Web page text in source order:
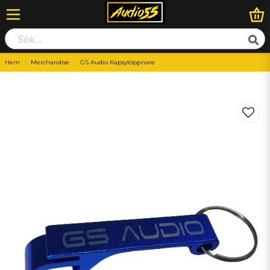
Hem Merchandise GS Audio Kapsylöppnare